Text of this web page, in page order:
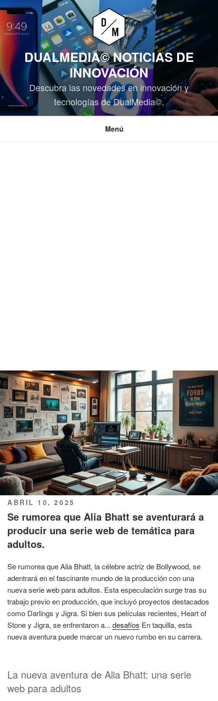
Saltar
contenido
DUALMEDIA© NOTICIAS DE
INNOVACIÓN
Descubra las novedades en innovación y
tecnologías de DualMedia©.
Menú
PUBLICADO
EL
ABRIL 10, 2025
Se rumorea que Alia Bhatt se aventurará a
producir una serie web de temática para
adultos.
Se rumorea que Alia Bhatt, la célebre actriz de Bollywood, se
adentrará en el fascinante mundo de la producción con una
nueva serie web para adultos. Esta especulación surge tras su
trabajo previo en producción, que incluyó proyectos destacados
como Darlings y Jigra. Si bien sus películas recientes, Heart of
Stone y Jigra, se enfrentaron a... desafíos En taquilla, esta
nueva aventura puede marcar un nuevo rumbo en su carrera.
La nueva aventura de Alia Bhatt: una serie
web para adultos